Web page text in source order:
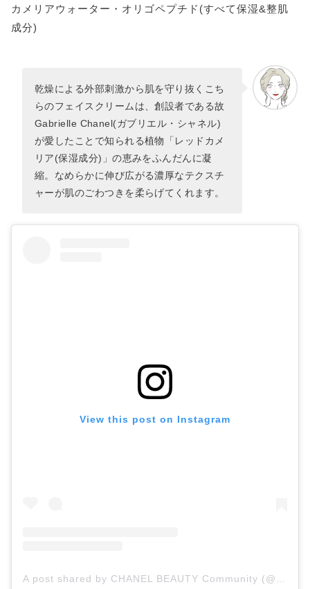
カメリアウォーター・オリゴペプチド(すべて保湿&整肌
成分)
乾燥による外部刺激から肌を守り抜くこち
らのフェイスクリームは、創設者である故
Gabrielle Chanel(ガブリエル・シャネル)
が愛したことで知られる植物「レッドカメ
リア(保湿成分)」の恵みをふんだんに凝
縮。なめらかに伸び広がる濃厚なテクスチ
ャーが肌のごわつきを柔らげてくれます。
View this post on Instagram
A post shared by CHANEL BEAUTY Community (@welovecoco)